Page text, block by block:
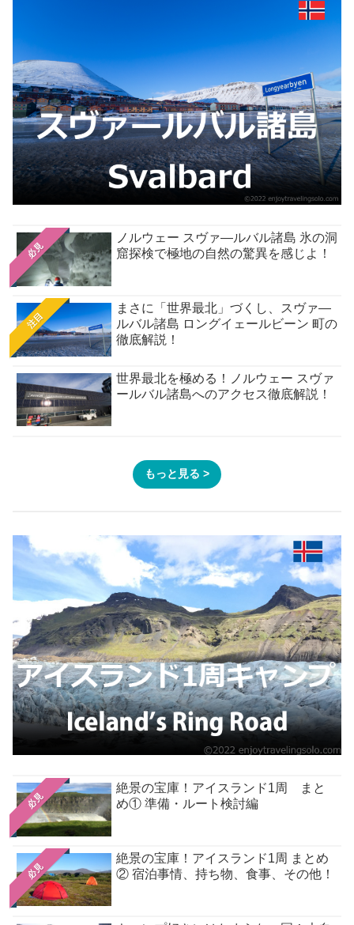
必見
ノルウェー スヴァ―ルバル諸島 氷の洞
窟探検で極地の自然の驚異を感じよ！
注目
まさに「世界最北」づくし、スヴァ―
ルバル諸島 ロングイェールビーン 町の
徹底解説！
世界最北を極める！ノルウェー スヴァ
ールバル諸島へのアクセス徹底解説！
もっと見る >
必見
絶景の宝庫！アイスランド1周 まと
め① 準備・ルート検討編
必見
絶景の宝庫！アイスランド1周 まとめ
② 宿泊事情、持ち物、食事、その他！